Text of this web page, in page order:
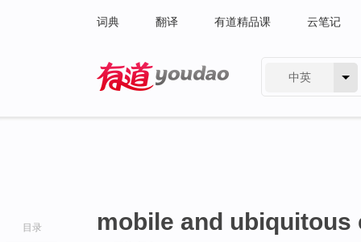
词典 翻译 有道精品课 云笔记
中英
目录 mobile and ubiquitous